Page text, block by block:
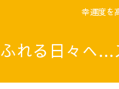
幸運度を
れる日々へ…